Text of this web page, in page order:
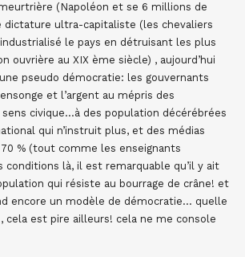
(Napoléon et se 6 millions de
ultra-capitaliste (les chevaliers
le pays en détruisant les plus
ouvrière au XIX ème siècle) , aujourd’hui
pseudo démocratie: les gouvernants
et l’argent au mépris des
civique…à des population décérébrées
qui n’instruit plus, et des médias
% (tout comme les enseignants
conditions là, il est remarquable qu’il y ait
qui résiste au bourrage de crâne! et
encore un modèle de démocratie… quelle
cela est pire ailleurs! cela ne me console